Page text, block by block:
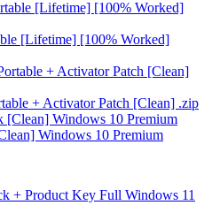
[Lifetime] [100% Worked]
+ Activator Patch [Clean] .zip
Windows 10 Premium